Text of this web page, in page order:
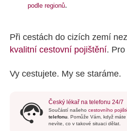
podle regionů.
Při cestách do cizích zemí
kvalitní cestovní pojištění.
Vy cestujete. My se staráme.
Český lékař na telefonu 24/7
Součástí našeho cestovního
telefonu. Pomůže Vám, když
nevíte, co v takové situaci dělat.